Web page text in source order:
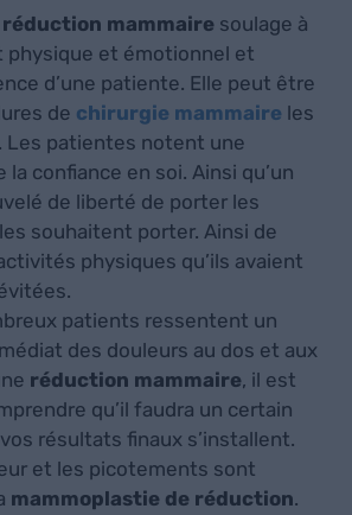
mammaire soulage à
physique et émotionnel et
d’une patiente. Elle peut être
de chirurgie mammaire les
Les patientes notent une
confiance en soi. Ainsi qu’un
de liberté de porter les
souhaitent porter. Ainsi de
physiques qu’ils avaient
patients ressentent un
des douleurs au dos et aux
réduction mammaire, il est
qu’il faudra un certain
résultats finaux s’installent.
et les picotements sont
mammoplastie de réduction.